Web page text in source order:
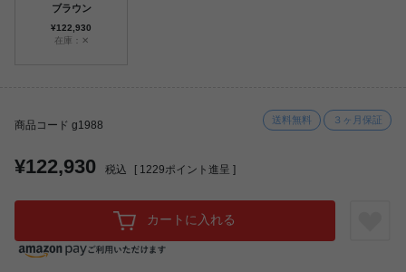
ブラウン
¥122,930
在庫：✕
商品コード g1988 送料無料 ３ヶ月保証
¥122,930 税込 [ 1229ポイント進呈 ]
カートに入れる